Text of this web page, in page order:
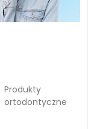
Produkty
ortodontyczne